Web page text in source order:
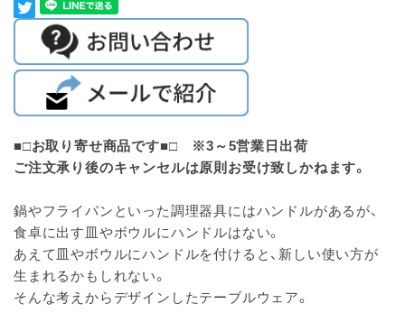
■□お取り寄せ商品です■□ ※3～5営業日出荷
ご注文承り後のキャンセルは原則お受け致しかねます。
鍋やフライパンといった調理器具にはハンドルがあるが、
食卓に出す皿やボウルにハンドルはない。
あえて皿やボウルにハンドルを付けると、新しい使い方が
生まれるかもしれない。
そんな考えからデザインしたテーブルウェア。